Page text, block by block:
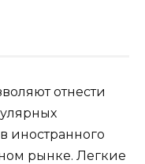
отнести
иностранного
рынке. Легкие